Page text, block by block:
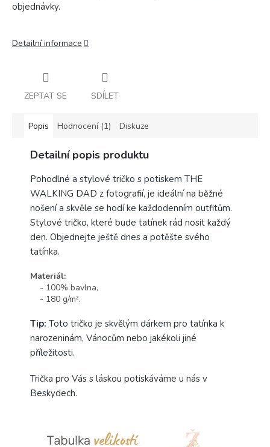
objednávky.
Detailní informace
ZEPTAT SE SDÍLET
Popis Hodnocení (1) Diskuze
Detailní popis produktu
Pohodlné a stylové tričko s potiskem THE
WALKING DAD z fotografií, je ideální na běžné
nošení a skvěle se hodí ke každodenním outfitům.
Stylové tričko, které bude tatínek rád nosit každý
den. Objednejte ještě dnes a potěšte svého
tatínka.
Materiál:
- 100% bavlna,
- 180 g/m².
Tip: Toto tričko je skvělým dárkem pro tatínka k
narozeninám, Vánocům nebo jakékoli jiné
příležitosti.
Trička pro Vás s láskou potiskáváme u nás v
Beskydech.